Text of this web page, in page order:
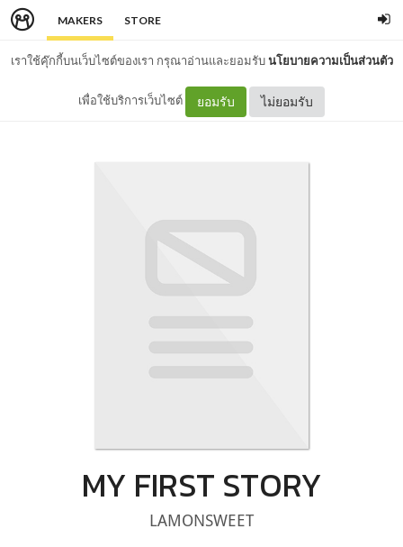
MAKERS STORE
เราใช้คุ๊กกี้บนเว็บไซต์ของเรา กรุณาอ่านและยอมรับนโยบายความเป็นส่วนตัว
เพื่อใช้บริการเว็บไซต์ ยอมรับ ไม่ยอมรับ
MY FIRST STORY
LAMONSWEET